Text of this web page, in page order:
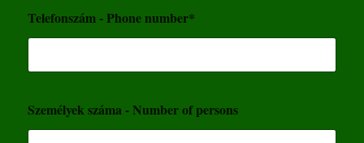
Telefonszám - Phone number*
Személyek száma - Number of persons